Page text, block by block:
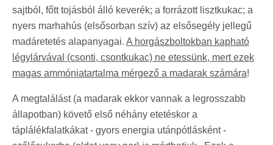
sajtból, főtt tojásból álló keverék; a forrázott lisztkukac; a
nyers marhahús (elsősorban szív) az elsősegély jellegű
madáretetés alapanyagai. A horgászboltokban kapható
légylárvával (csonti, csontkukac) ne etessünk, mert ezek
magas ammóniatartalma mérgező a madarak számára!
A megtalálást (a madarak ekkor vannak a legrosszabb
állapotban) követő első néhány etetéskor a
táplálékfalatkákat - gyors energia utánpótlásként -